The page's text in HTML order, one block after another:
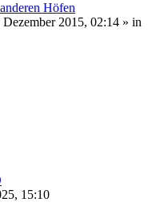
Höfen
2015, 02:14 » in
15:10